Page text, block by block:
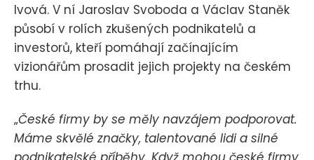
lvová. V ní Jaroslav Svoboda a Václav Staněk
působí v rolích zkušených podnikatelů a
investorů, kteří pomáhají začínajícím
vizionářům prosadit jejich projekty na českém
trhu.
„České firmy by se měly navzájem podporovat.
Máme skvělé značky, talentované lidi a silné